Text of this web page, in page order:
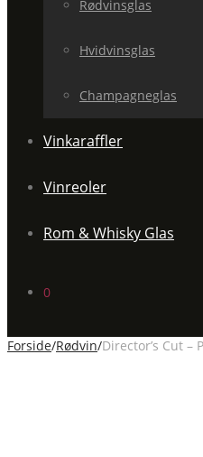
Rødvinsglas
Hvidvinsglas
Champagneglas
Vinkaraffler
Vinreoler
Rom & Whisky Glas
0
Forside/Rødvin/Director’s Cut –